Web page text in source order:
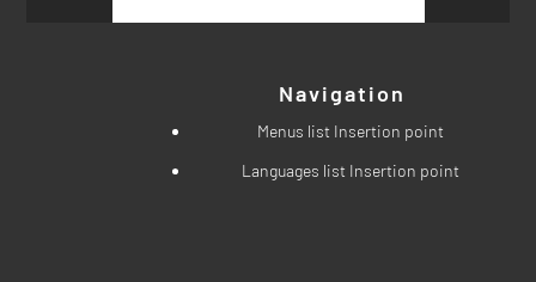
Navigation
Menus list Insertion point
Languages list Insertion point